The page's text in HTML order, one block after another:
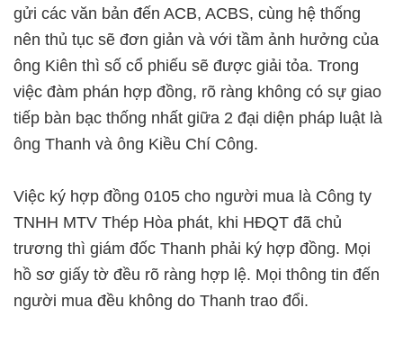
gửi các văn bản đến ACB, ACBS, cùng hệ thống
nên thủ tục sẽ đơn giản và với tầm ảnh hưởng của
ông Kiên thì số cổ phiếu sẽ được giải tỏa. Trong
việc đàm phán hợp đồng, rõ ràng không có sự giao
tiếp bàn bạc thống nhất giữa 2 đại diện pháp luật là
ông Thanh và ông Kiều Chí Công.
Việc ký hợp đồng 0105 cho người mua là Công ty
TNHH MTV Thép Hòa phát, khi HĐQT đã chủ
trương thì giám đốc Thanh phải ký hợp đồng. Mọi
hồ sơ giấy tờ đều rõ ràng hợp lệ. Mọi thông tin đến
người mua đều không do Thanh trao đổi.